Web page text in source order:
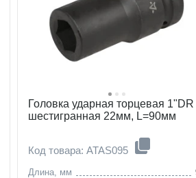
Головка ударная торцевая 1"DR
шестигранная 22мм, L=90мм
Код товара: ATAS095
Длина, мм